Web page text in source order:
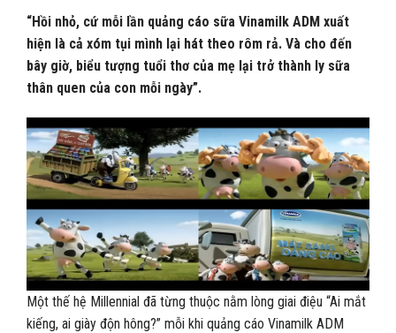
“Hồi nhỏ, cứ mỗi lần quảng cáo sữa Vinamilk ADM xuất
hiện là cả xóm tụi mình lại hát theo rôm rả. Và cho đến
bây giờ, biểu tượng tuổi thơ của mẹ lại trở thành ly sữa
thân quen của con mỗi ngày”.
Một thế hệ Millennial đã từng thuộc nằm lòng giai điệu “Ai mắt
kiếng, ai giày độn hông?” mỗi khi quảng cáo Vinamilk ADM